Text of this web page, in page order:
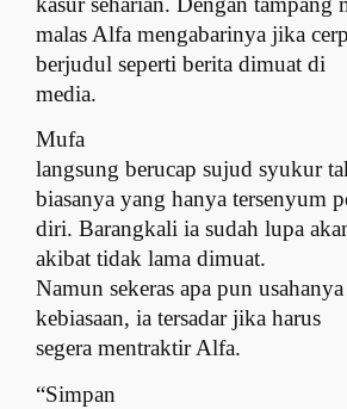
malas Alfa mengabarinya jika
berjudul seperti berita dimuat di
media.
Mufa
langsung berucap sujud syukur
biasanya yang hanya tersenyum
diri. Barangkali ia sudah lupa
akibat tidak lama dimuat.
Namun sekeras apa pun
kebiasaan, ia tersadar jika harus
segera mentraktir Alfa.
“Simpan